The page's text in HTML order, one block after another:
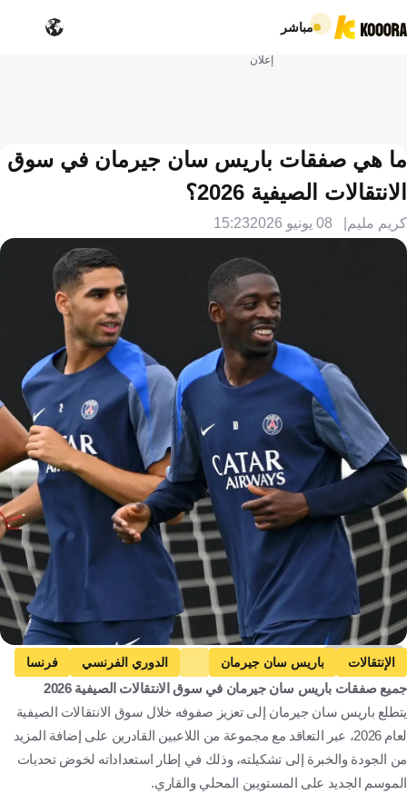
مباشر
إعلان
ما هي صفقات باريس سان جيرمان في سوق
الانتقالات الصيفية 2026؟
كريم مليم 08 يونيو 2026 15:23
Getty Images
الإنتقالات باريس سان جيرمان الدوري الفرنسي
فرنسا
كرة قدم
جميع صفقات باريس سان جيرمان في سوق الانتقالات الصيفية 2026
يتطلع باريس سان جيرمان إلى تعزيز صفوفه خلال سوق الانتقالات الصيفية
لعام 2026، عبر التعاقد مع مجموعة من اللاعبين القادرين على إضافة المزيد
من الجودة والخبرة إلى تشكيلته، وذلك في إطار استعداداته لخوض تحديات
الموسم الجديد على المستويين المحلي والقاري.